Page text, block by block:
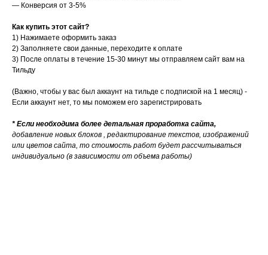
— Конверсия от 3-5%
Как купить этот сайт?
1) Нажимаете оформить заказ
2) Заполняете свои данные, переходите к оплате
3) После оплаты в течение 15-30 минут мы отправляем сайт вам на
Тильду
(Важно, чтобы у вас был аккаунт на тильде с подпиской на 1 месяц) -
Если аккаунт нет, то мы поможем его зарегистрировать
* Если необходима более детальная проработка сайта,
добавление новых блоков , редактирование текстов, изображений
или цветов сайта, то стоимость работ будет рассчитываться
индивидуально (в зависимости от объема работы)